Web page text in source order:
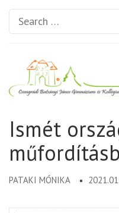
Search
for:
Gimnázium
Ismét
PATAKI MÓNIKA